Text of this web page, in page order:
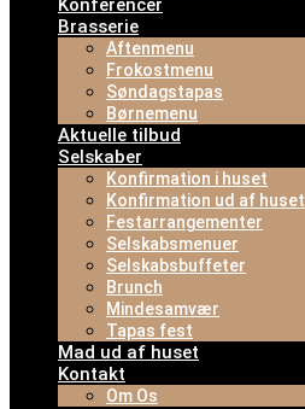
Konferencer
Brasserie
Aftenmenu
Frokostmenu
Søndagstapas
Børnemenu
Aktuelle tilbud
Selskaber
Konfirmation i huset
Konfirmation ud af huset
Festarrangementer
Selskabsmenuer
Selskabsbuffeter
Brunch
Mindesamvær
Tapas fest
Mad ud af huset
Kontakt
Om Os